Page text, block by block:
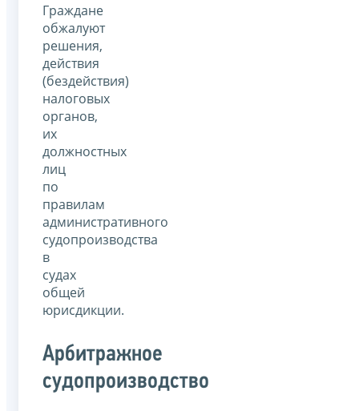
Граждане
обжалуют
решения,
действия
(бездействия)
налоговых
органов,
их
должностных
лиц
по
правилам
административного
судопроизводства
в
судах
общей
юрисдикции.
Арбитражное
судопроизводство